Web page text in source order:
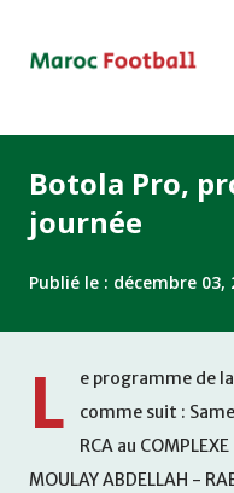
Botola Pro,
journée
Publié le : décembre 03,
L
e programme de
comme suit :
RCA au
MOULAY ABDELLAH -